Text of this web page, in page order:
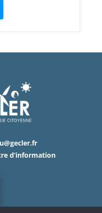
d’information